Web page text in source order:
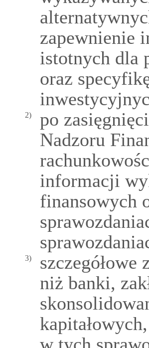
zapewnienie
istotnych dla
oraz
2)
po
Nadzoru
informacji
finansowych
3)
szczegółowe
niż banki,